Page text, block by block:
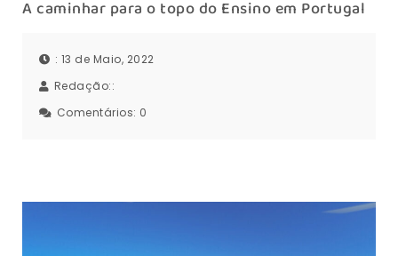
A caminhar para o topo do Ensino em Portugal
: 13 de Maio, 2022
Redação::
Comentários: 0